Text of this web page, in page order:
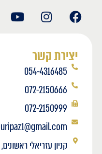
יצירת קשר
054-4316485
072-2150666
072-2150999
uripaz1@gmail.com
קניון עזריאלי ראשונים,